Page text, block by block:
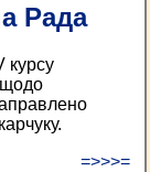
Рада
курсу
щодо
=>>>=